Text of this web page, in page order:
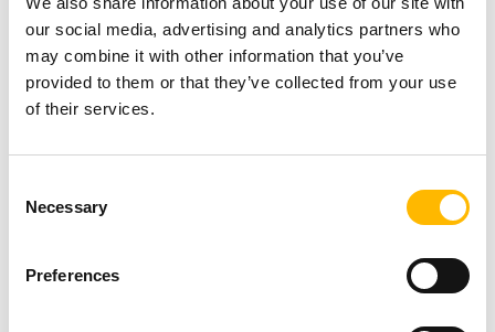
our social media, advertising and analytics partners who
may combine it with other information that you’ve
provided to them or that they’ve collected from your use
of their services.
Selection
Necessary
Preferences
Urheberrechtshinweis
Alle Texte zu den Dienstleistungen von
TiMOTION sowie der gesamte Inhalt dieser
Website unterliegen dem Urheberrecht und
anderen einschlägigen Rechten des geistigen
Eigentums. Das Logo von TiMOTION ist in
eingetragen. Die auf dieser Website genannten